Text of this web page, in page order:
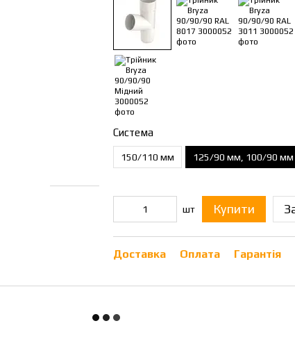
Система
150/110 мм 125/90 мм, 100/90 мм
шт Купити
Доставка Оплата Гарантія